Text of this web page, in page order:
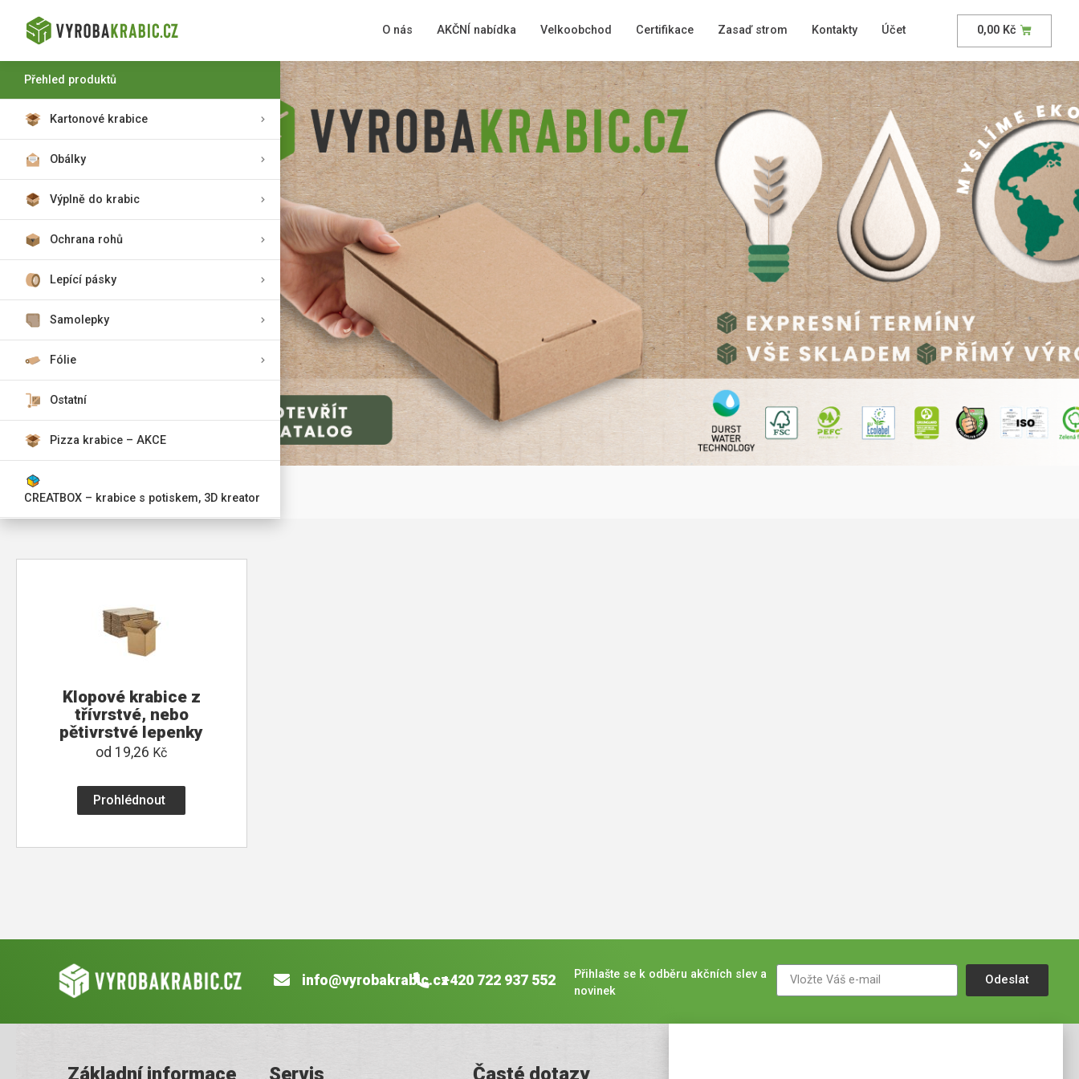
O nás AKČNÍ nabídka Velkoobchod Certifikace Zasaď strom Kontakty Účet 0,00 Kč
Přehled produktů
Kartonové krabice
Obálky
Výplně do krabic
Ochrana rohů
Lepící pásky
Samolepky
Fólie
Ostatní
Pizza krabice – AKCE
CREATBOX – krabice s potiskem, 3D kreator
Klopové krabice z
třívrstvé, nebo
pětivrstvé lepenky
od 19,26 Kč
Prohlédnout
info@vyrobakrabic.cz+420 722 937 552
Přihlašte se k odběru akčních slev a
novinek
Odeslat
Základní informace Servis Časté dotazy